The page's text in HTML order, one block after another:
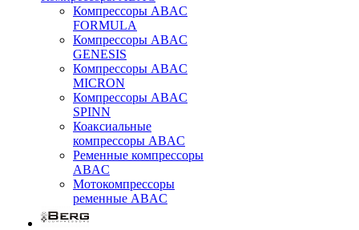
Компрессоры ABAC
FORMULA
Компрессоры ABAC
GENESIS
Компрессоры ABAC
MICRON
Компрессоры ABAC
SPINN
Коаксиальные
компрессоры ABAC
Ременные компрессоры
ABAC
Мотокомпрессоры
ременные ABAC